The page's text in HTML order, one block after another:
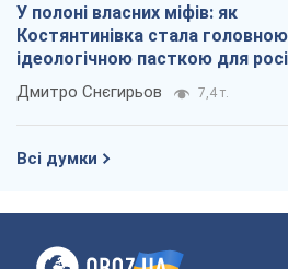
У полоні власних міфів: як
Костянтинівка стала головною
ідеологічною пасткою для
окупантів
Дмитро Снєгирьов 7,4 т.
Всі думки